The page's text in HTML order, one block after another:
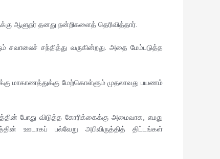
ஆளுநர் தனது நன்றிகளைத் தெரிவித்தார்.
சவாலைச் சந்தித்து வருகின்றது. அதை மேம்படுத்த
மாகாணத்துக்கு மேற்கொள்ளும் முதலாவது பயணம்
போது விடுத்த கோரிக்கைக்கு அமைவாக, எமது
ஊடாகப் பல்வேறு அபிவிருத்தித் திட்டங்கள்